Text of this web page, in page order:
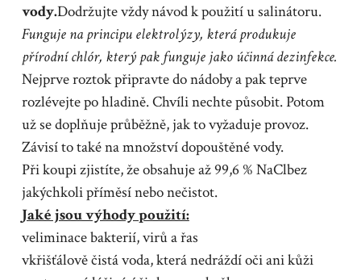
vody.Dodržujte vždy návod k použití u salinátoru.
Funguje na principu elektrolýzy, která produkuje
přírodní chlór, který pak funguje jako účinná dezinfekce.
Nejprve roztok připravte do nádoby a pak teprve
rozlévejte po hladině. Chvíli nechte působit. Potom
už se doplňuje průběžně, jak to vyžaduje provoz.
Závisí to také na množství dopouštěné vody.
Při koupi zjistíte, že obsahuje až 99,6 % NaClbez
jakýchkoli příměsí nebo nečistot.
Jaké jsou výhody použití:
veliminace bakterií, virů a řas
vkřišťálově čistá voda, která nedráždí oči ani kůži